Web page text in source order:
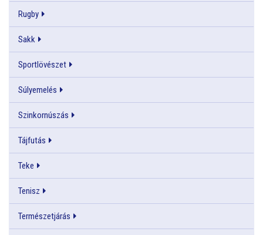
Rugby
Sakk
Sportlövészet
Súlyemelés
Szinkornúszás
Tájfutás
Teke
Tenisz
Természetjárás